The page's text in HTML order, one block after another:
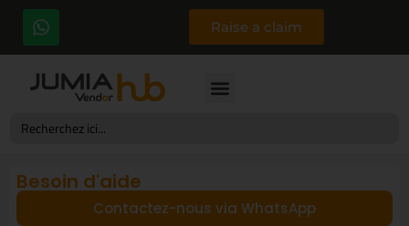
Raise a claim
for:
Besoin d'aide
Contactez-nous via WhatsApp